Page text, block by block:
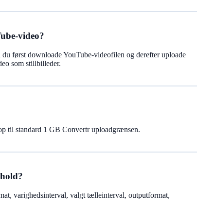
video?
først downloade YouTube-videofilen og derefter uploade
som stillbilleder.
standard 1 GB Convertr uploadgrænsen.
varighedsinterval, valgt tælleinterval, outputformat,